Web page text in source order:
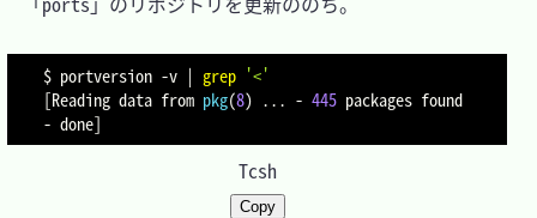
$ portversion -v | grep '<'
[Reading data from pkg(8) ... - 445 packages found
- done]
Tcsh
Copy